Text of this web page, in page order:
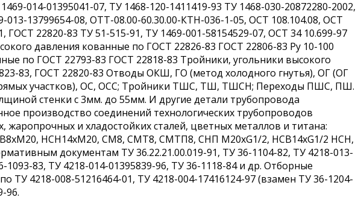
014-01395041-07, ТУ 1468-120-1411419-93 ТУ 1468-030-20872280-2002,
13799654-08, ОТТ-08.00-60.30.00-КТН-036-1-05, ОСТ 108.104.08, ОСТ
ГОСТ 22820-83 ТУ 51-515-91, ТУ 1469-001-58154529-07, ОСТ 34 10.699-97
давления кованные по ГОСТ 22826-83 ГОСТ 22806-83 Ру 10-100
по ГОСТ 22793-83 ГОСТ 22818-83 Тройники, угольники высокого
83, ГОСТ 22820-83 Отводы ОКШ, ГО (метод холодного гнутья), ОГ (ОГ
участков), ОС, ОСС; Тройники ТШС, ТШ, ТШСН; Переходы ПШС, ПШ.
стенки с 3мм. до 55мм. И другие детали трубопровода
производство соединений технологических трубопроводов
и хладостойких сталей, цветных металлов и титана:
НСН14хМ20, СМ8, СМТ8, СМТП8, СНП М20хG1/2, НСВ14хG1/2 НСН,
документам ТУ 36.22.21.00.019-91, ТУ 36-1104-82, ТУ 4218-013-
1093-83, ТУ 4218-014-01395839-96, ТУ 36-1118-84 и др. Отборные
ТУ 4218-008-51216464-01, ТУ 4218-004-17416124-97 (взамен ТУ 36-1204-
96.